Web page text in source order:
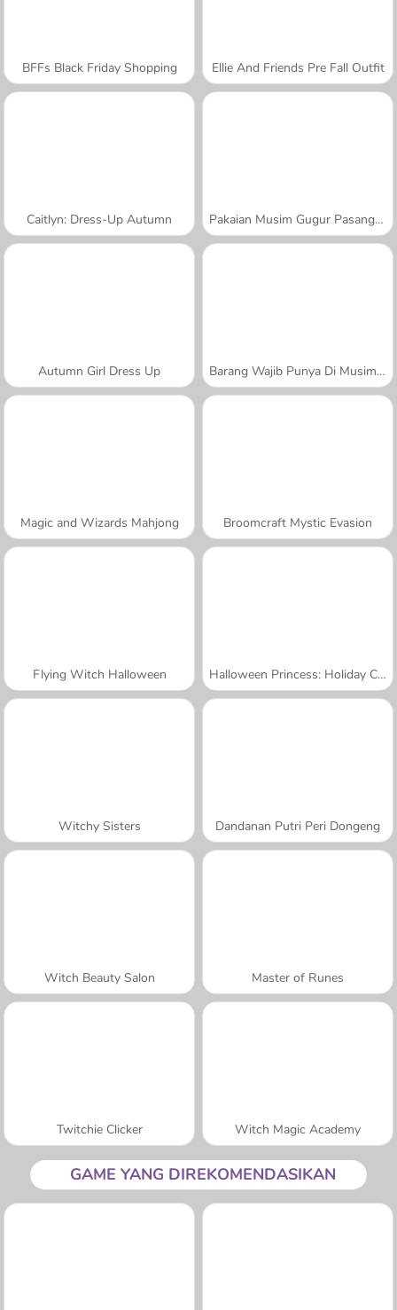
BFFs Black Friday Shopping Ellie And Friends Pre Fall Outfit
Caitlyn: Dress-Up Autumn Pakaian Musim Gugur Pasangan
Autumn Girl Dress Up Barang Wajib Punya Di Musim Gugur
Magic and Wizards Mahjong Broomcraft Mystic Evasion
Flying Witch Halloween Halloween Princess: Holiday Castle
Witchy Sisters Dandanan Putri Peri Dongeng
Witch Beauty Salon Master of Runes
Twitchie Clicker Witch Magic Academy
GAME YANG DIREKOMENDASIKAN